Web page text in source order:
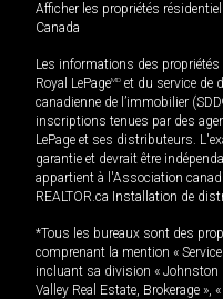
Afficher les propriétés
Canada
Les informations des
Royal LePageMD et du service de
canadienne de l’immobilier
inscriptions tenues par des
LePage et ses distributeurs.
garantie et devrait être
appartient à l'Association
REALTOR.ca Installation de
*Tous les bureaux sont des
comprenant la mention «
incluant sa division « Johnston
Valley Real Estate, Brokerage »,